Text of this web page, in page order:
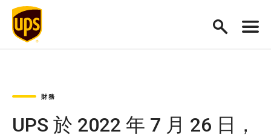
財務
UPS 於 2022 年 7 月 26 日，